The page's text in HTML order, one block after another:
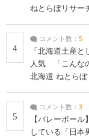
ねとらぼリサー
4
コメント数： 5
「北海道土産
人気 「こんな
北海道 ねとらぼ
5
コメント数： 3
【バレーボー
している「日本